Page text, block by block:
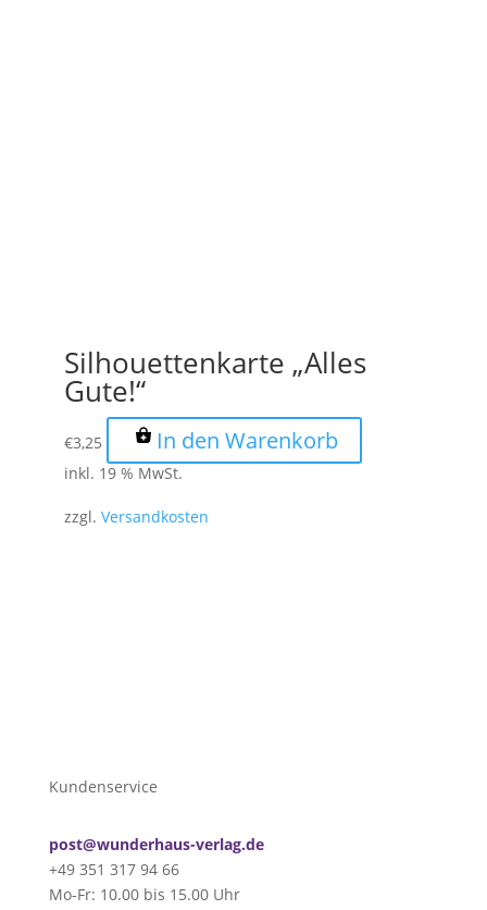
Silhouettenkarte „Alles
Gute!“
€3,25 In den Warenkorb
inkl. 19 % MwSt.
zzgl. Versandkosten
Kundenservice
post@wunderhaus-verlag.de
+49 351 317 94 66
Mo-Fr: 10.00 bis 15.00 Uhr